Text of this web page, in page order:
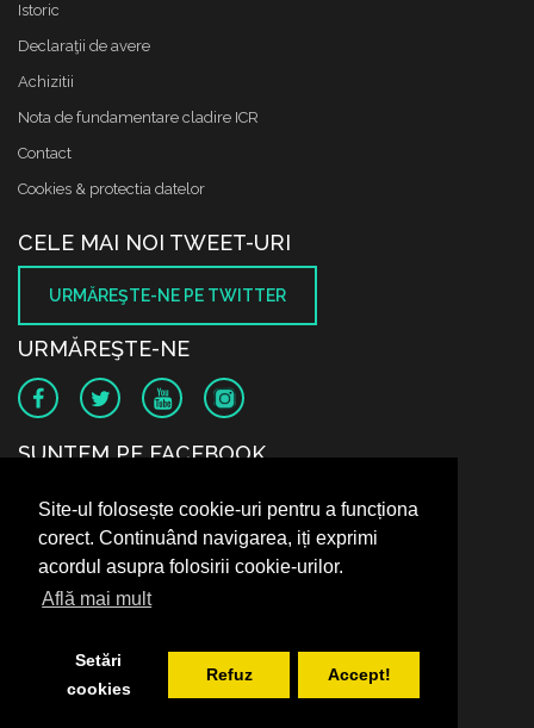
Site-ul folosește cookie-uri pentru a funcționa
corect. Continuând navigarea, iți exprimi
acordul asupra folosirii cookie-urilor.
Află mai mult
Setări
cookies
Refuz Accept!
Istoric
Declaraţii de avere
Achizitii
Nota de fundamentare cladire ICR
Contact
Cookies & protectia datelor
CELE MAI NOI TWEET-URI
URMĂREŞTE-NE PE TWITTER
URMĂREŞTE-NE
SUNTEM PE FACEBOOK